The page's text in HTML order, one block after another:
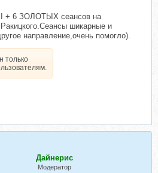
+ 6 ЗОЛОТЫХ сеансов на
шикарные и
направление,очень помогло).
только
Дайнерис
Модератор